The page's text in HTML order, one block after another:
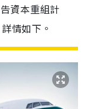
資本重組計
情如下。